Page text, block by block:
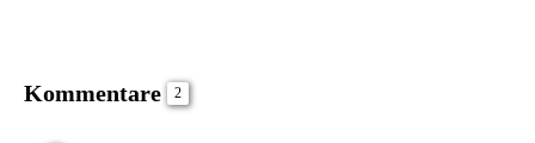
Kommentare 2